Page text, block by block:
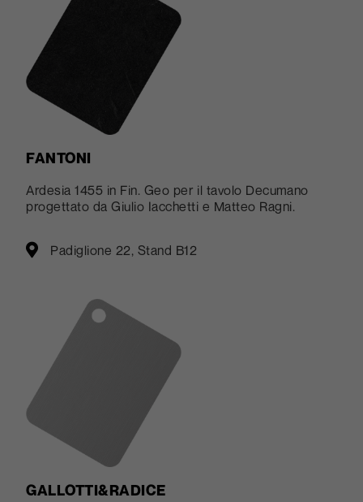
FANTONI
Ardesia 1455 in Fin. Geo per il tavolo Decumano
progettato da Giulio Iacchetti e Matteo Ragni.
Padiglione 22, Stand B12
GALLOTTI&RADICE